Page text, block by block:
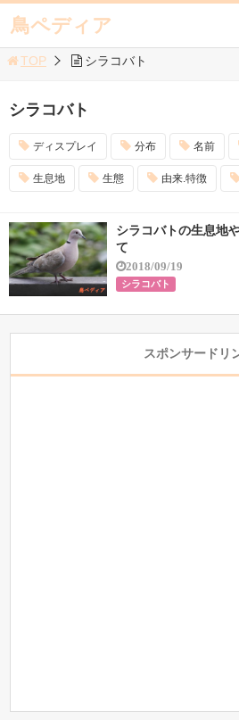
鳥ペディア
TOP シラコバト
シラコバト
ディスプレイ 分布 名前
生息地 生態 由来.特徴
シラコバトの生息地
て
2018/09/19
シラコバト
スポンサードリ